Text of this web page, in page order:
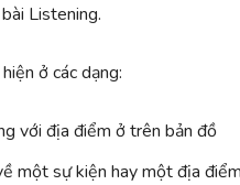
Listening.
ở các dạng:
với địa điểm ở trên bản đồ
một sự kiện hay một địa